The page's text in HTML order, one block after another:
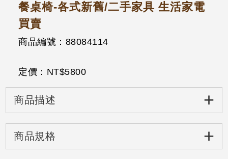
餐桌椅-各式新舊/二手家具 生活家電
買賣
商品編號：88084114
定價：NT$5800
+
商品描述
+
商品規格